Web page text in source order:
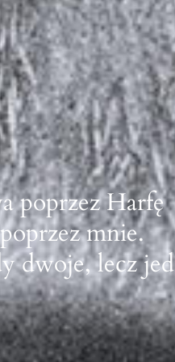
poprzez Harfę
mnie.
dwoje, lecz